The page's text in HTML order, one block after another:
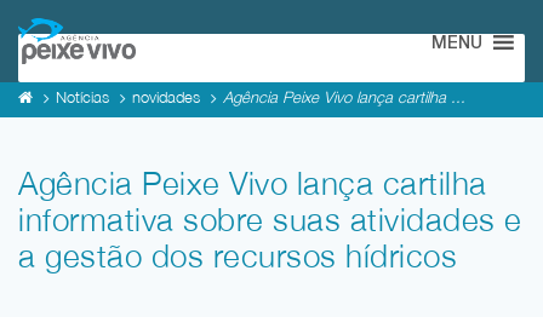
MENU
Notícias novidades Agência Peixe Vivo lança cartilha ...
Agência Peixe Vivo lança cartilha
informativa sobre suas atividades e
a gestão dos recursos hídricos